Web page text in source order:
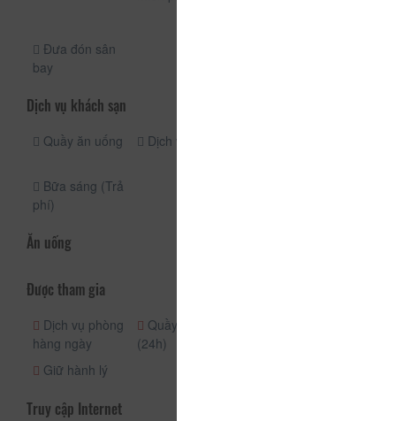
Đưa đón sân
bay
Dịch vụ khách sạn
Quầy ăn uống Dịch vụ giặt ủi
Bữa sáng (Trả
phí)
Ăn uống
Được tham gia
Dịch vụ phòng
hàng ngày
Quầy lễ tân
(24h)
Giữ hành lý
Truy cập Internet